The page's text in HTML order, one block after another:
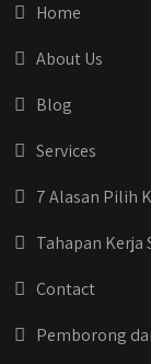
Home
About Us
Blog
Services
7 Alasan Pilih
Tahapan Kerja
Contact
Pemborong